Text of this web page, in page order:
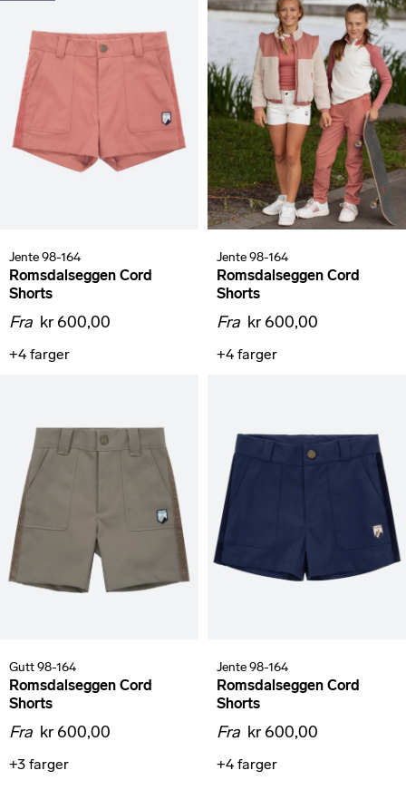
Jente 98-164
Romsdalseggen Cord
Shorts
Fra kr 600,00
+4 farger
Jente 98-164
Romsdalseggen Cord
Shorts
Fra kr 600,00
+4 farger
Gutt 98-164
Romsdalseggen Cord
Shorts
Fra kr 600,00
+3 farger
Jente 98-164
Romsdalseggen Cord
Shorts
Fra kr 600,00
+4 farger